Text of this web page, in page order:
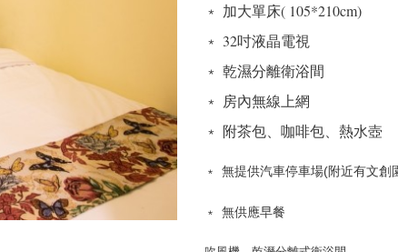
﹡ 加大單床( 105*210cm)
﹡ 32吋液晶電視
﹡ 乾濕分離衛浴間
﹡ 房內無線上網
﹡ 附茶包、咖啡包、熱水壺
﹡ 無提供汽車停車場(附近有文創
﹡ 無供應早餐